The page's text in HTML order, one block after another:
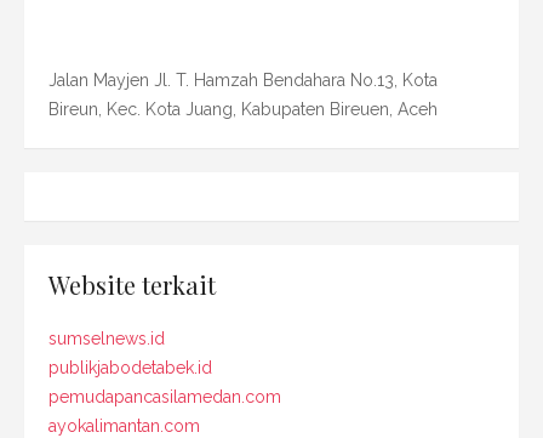
Jalan Mayjen Jl. T. Hamzah Bendahara No.13, Kota
Bireun, Kec. Kota Juang, Kabupaten Bireuen, Aceh
Website terkait
sumselnews.id
publikjabodetabek.id
pemudapancasilamedan.com
ayokalimantan.com